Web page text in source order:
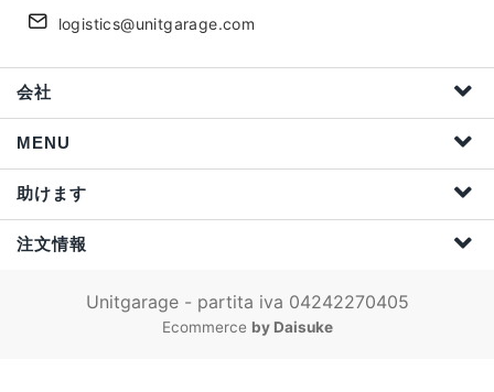
logistics@unitgarage.com
会社
MENU
助けます
注文情報
Unitgarage - partita iva 04242270405
Ecommerce by Daisuke